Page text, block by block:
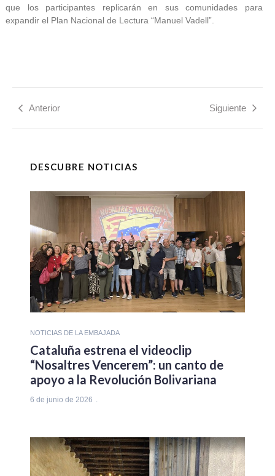
que los participantes replicarán en sus comunidades para
expandir el Plan Nacional de Lectura “Manuel Vadell”.
Anterior Siguiente
DESCUBRE NOTICIAS
NOTICIAS DE LA EMBAJADA
Cataluña estrena el videoclip
“Nosaltres Vencerem”: un canto de
apoyo a la Revolución Bolivariana
6 de junio de 2026